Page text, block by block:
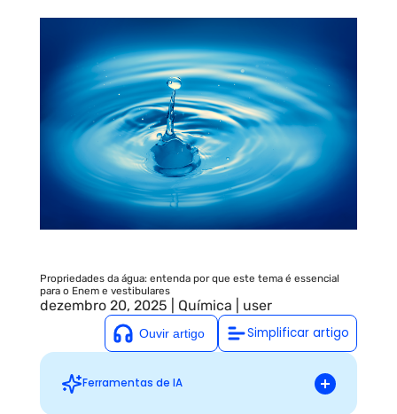
Propriedades da água: entenda por que este tema é essencial
para o Enem e vestibulares
dezembro 20, 2025 Química
user
Simplificar artigo
Ferramentas de IA